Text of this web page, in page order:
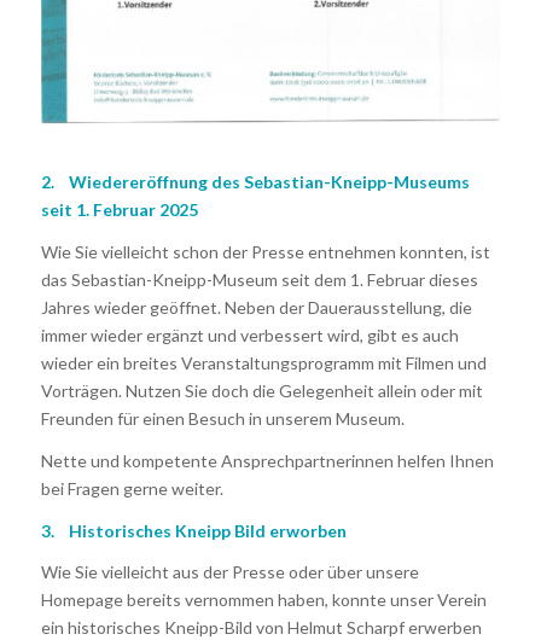
2. Wiedereröffnung des Sebastian-Kneipp-Museums
seit 1. Februar 2025
Wie Sie vielleicht schon der Presse entnehmen konnten, ist
das Sebastian-Kneipp-Museum seit dem 1. Februar dieses
Jahres wieder geöffnet. Neben der Dauerausstellung, die
immer wieder ergänzt und verbessert wird, gibt es auch
wieder ein breites Veranstaltungsprogramm mit Filmen und
Vorträgen. Nutzen Sie doch die Gelegenheit allein oder mit
Freunden für einen Besuch in unserem Museum.
Nette und kompetente Ansprechpartnerinnen helfen Ihnen
bei Fragen gerne weiter.
3. Historisches Kneipp Bild erworben
Wie Sie vielleicht aus der Presse oder über unsere
Homepage bereits vernommen haben, konnte unser Verein
ein historisches Kneipp-Bild von Helmut Scharpf erwerben